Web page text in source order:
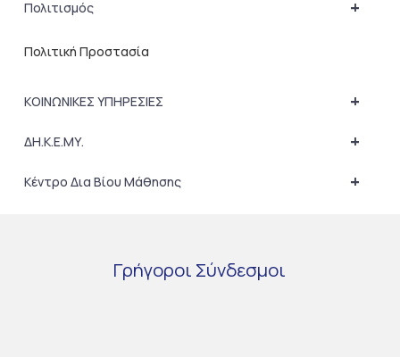
+
Πολιτισμός
Πολιτική Προστασία
+
ΚΟΙΝΩΝΙΚΕΣ ΥΠΗΡΕΣΙΕΣ
+
ΔΗ.Κ.Ε.ΜΥ.
+
Κέντρο Δια Βίου Μάθησης
Γρήγοροι Σύνδεσμοι